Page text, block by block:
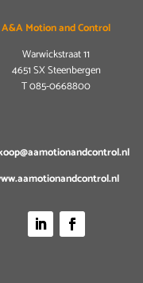
A&A Motion and Control
Warwickstraat 11
4651 SX Steenbergen
T085-0668800